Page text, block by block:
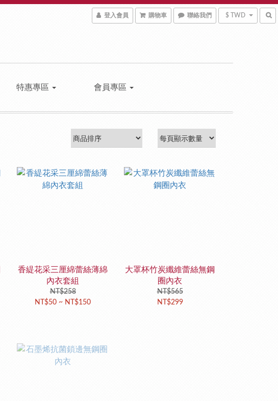
登入會員 購物車 聯絡我們 $ TWD
特惠專區 會員專區
香緹花采三厘綿蕾絲薄綿
內衣套組
NT$258
NT$50 ~ NT$150
大罩杯竹炭纖維蕾絲無鋼
圈內衣
NT$565
NT$299